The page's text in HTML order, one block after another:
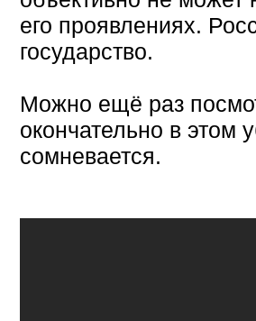
его проявлениях.
государство.
Можно ещё раз
окончательно в этом
сомневается.